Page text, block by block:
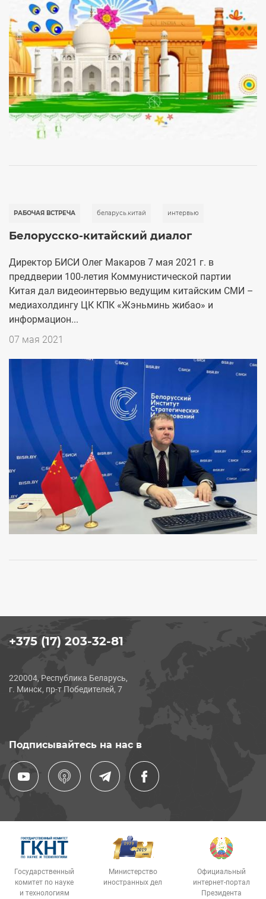
РАБОЧАЯ ВСТРЕЧА беларусь.китай интервью
Белорусско-китайский диалог
Директор БИСИ Олег Макаров 7 мая 2021 г. в
преддверии 100-летия Коммунистической партии
Китая дал видеоинтервью ведущим китайским СМИ –
медиахолдингу ЦК КПК «Жэньминь жибао» и
информацион...
Дата
07 мая 2021
+375 (17) 203-32-81
220004, Республика Беларусь,
г. Минск, пр-т Победителей, 7
Подписывайтесь на нас в
Государственный
комитет по науке
и технологиям
Министерство
иностранных дел
Официальный
интернет-портал
Президента